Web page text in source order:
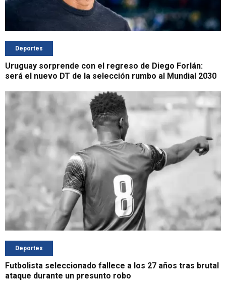
Deportes
Uruguay sorprende con el regreso de Diego Forlán:
será el nuevo DT de la selección rumbo al Mundial 2030
Deportes
Futbolista seleccionado fallece a los 27 años tras brutal
ataque durante un presunto robo